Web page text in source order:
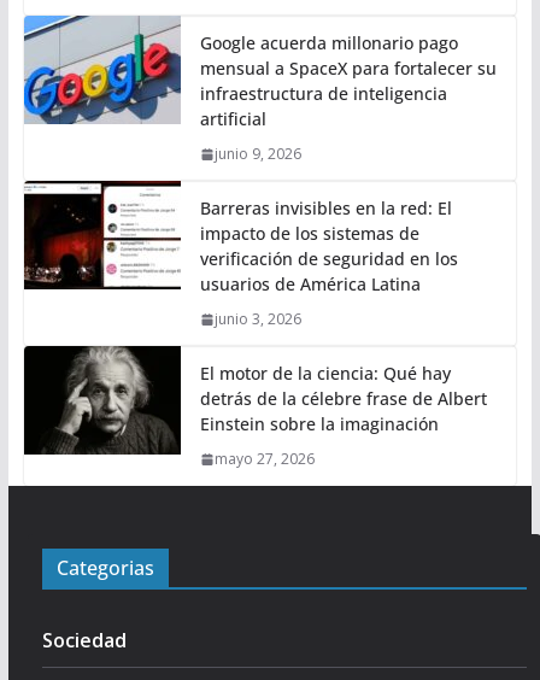
Google acuerda millonario pago
mensual a SpaceX para fortalecer su
infraestructura de inteligencia
artificial
junio 9, 2026
Barreras invisibles en la red: El
impacto de los sistemas de
verificación de seguridad en los
usuarios de América Latina
junio 3, 2026
El motor de la ciencia: Qué hay
detrás de la célebre frase de Albert
Einstein sobre la imaginación
mayo 27, 2026
Categorias
Sociedad